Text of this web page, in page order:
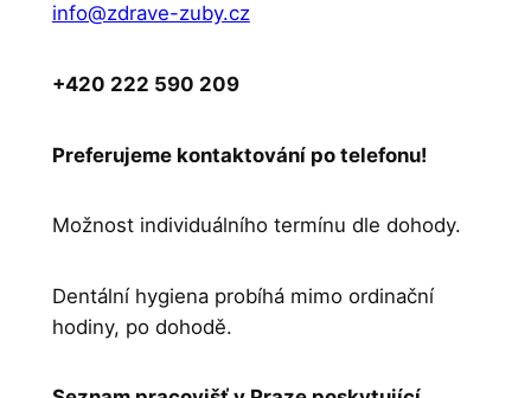
info@zdrave-zuby.cz
+420 222 590 209
Preferujeme kontaktování po telefonu!
Možnost individuálního termínu dle dohody.
Dentální hygiena probíhá mimo ordinační
hodiny, po dohodě.